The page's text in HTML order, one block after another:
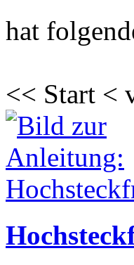
hat
<< Start <